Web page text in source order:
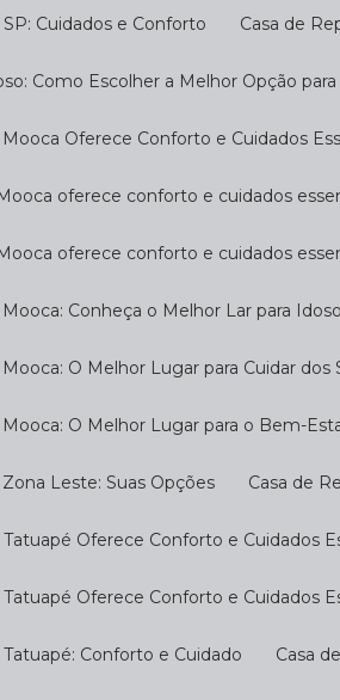
SP: Cuidados e Conforto Casa de
Como Escolher a Melhor Opção
Mooca Oferece Conforto e Cuidados
Mooca oferece conforto e cuidados
Mooca oferece conforto e cuidados
Mooca: Conheça o Melhor Lar para
Mooca: O Melhor Lugar para Cuidar
Mooca: O Melhor Lugar para o Bem-
Zona Leste: Suas Opções Casa de
Tatuapé Oferece Conforto e Cuidados
Tatuapé Oferece Conforto e Cuidados
Tatuapé: Conforto e Cuidado Casa